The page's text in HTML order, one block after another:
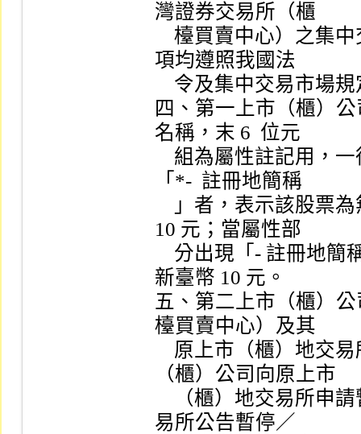
灣證券交易所（櫃
項均遵照我國法
四、第一上市（櫃）
名稱，末 6  位元
「*-  註冊地簡稱
10 元；當屬性部
新臺幣 10 元。
五、第二上市（櫃）
檯買賣中心）及其
（櫃）公司向原上市
易所公告暫停／